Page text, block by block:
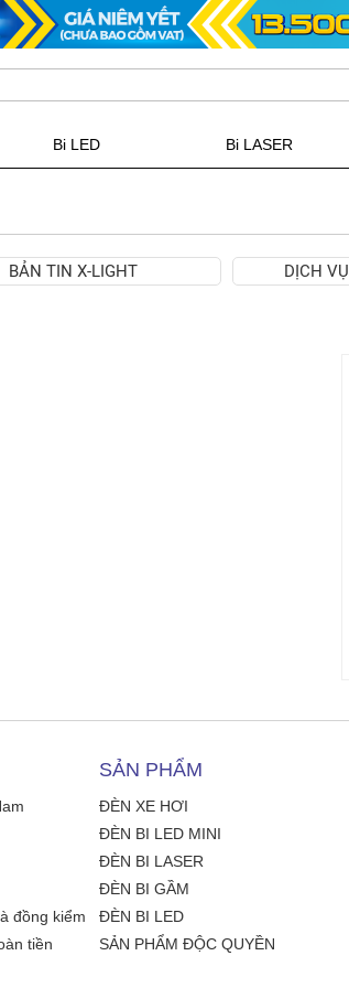
Bi LED Bi LASER
BẢN TIN X-LIGHT DỊCH VỤ
đồng kiểm
tiền
SẢN PHẨM
ĐÈN XE HƠI
ĐÈN BI LED MINI
ĐÈN BI LASER
ĐÈN BI GẦM
ĐÈN BI LED
SẢN PHẨM ĐỘC QUYỀN